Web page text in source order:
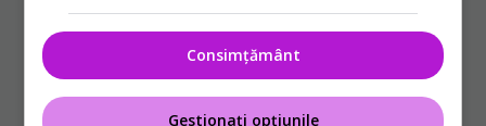
Consimțământ
Gestionați opțiunile